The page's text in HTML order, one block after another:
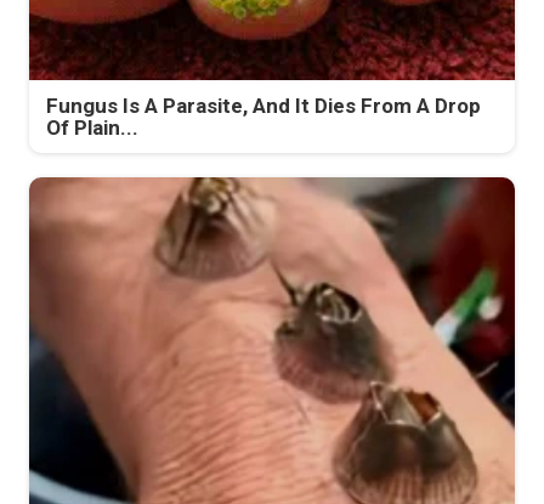
Fungus Is A Parasite, And It Dies From A Drop
Of Plain...